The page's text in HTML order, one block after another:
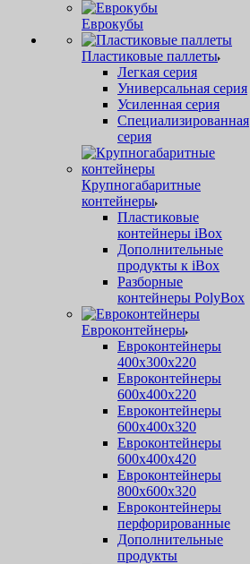
Еврокубы
Пластиковые паллеты
Легкая серия
Универсальная серия
Усиленная серия
Специализированная
серия
Крупногабаритные
контейнеры
Пластиковые
контейнеры iBox
Дополнительные
продукты к iBox
Разборные
контейнеры PolyBox
Евроконтейнеры
Евроконтейнеры
400х300х220
Евроконтейнеры
600х400х220
Евроконтейнеры
600х400х320
Евроконтейнеры
600х400х420
Евроконтейнеры
800х600х320
Евроконтейнеры
перфорированные
Дополнительные
продукты